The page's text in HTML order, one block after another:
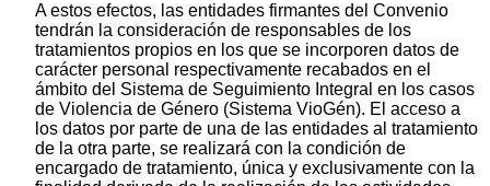
A estos efectos, las entidades firmantes del Convenio
tendrán la consideración de responsables de los
tratamientos propios en los que se incorporen datos de
carácter personal respectivamente recabados en el
ámbito del Sistema de Seguimiento Integral en los casos
de Violencia de Género (Sistema VioGén). El acceso a
los datos por parte de una de las entidades al tratamiento
de la otra parte, se realizará con la condición de
encargado de tratamiento, única y exclusivamente con la